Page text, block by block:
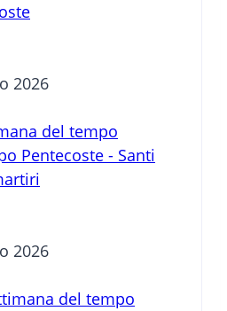
2026
del tempo
Pentecoste - Santi
2026
del tempo